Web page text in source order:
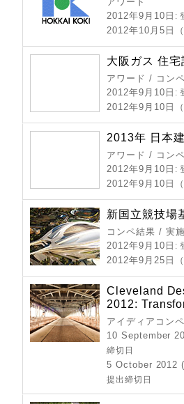
2012年9月10日 :
2012年10月5日
大阪ガス 住
アワード / コン
2012年9月10日 :
2012年9月10日
2013年 日本
アワード / コン
2012年9月10日 :
2012年9月10日
新国立競技場
コンペ結果 / 実
2012年9月10日 :
2012年9月25日
Cleveland
2012:
アイディアコン
10 September
締切日
5 October 2012
提出締切日